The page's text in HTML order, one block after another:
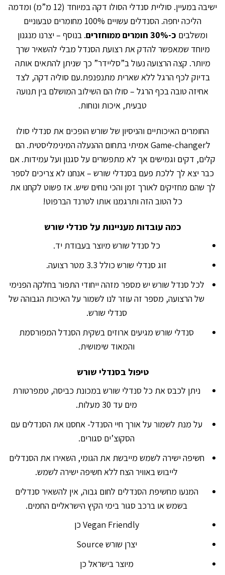
ישיבה במעיין. סוליית סנדלי הסולו דקה במיוחד (12 מ”מ) ומדמה
הליכה יחפה. הסנדלים עשויים 100% מחומרים טבעוניים
ומשלבים כ-30% חומרים ממוחזרים
. בנוסף – יצרנו מנגנון
מיוחד שמאפשר להדק את רצועת הסנדל מבלי להשאיר שרך
מיותר. קצה הרצועה נעול ב”סליידר” כך שניתן להתאים אותה
בדיוק לכף הרגל ללא שארית מתנפנפת.עם סוליה דקה, לצד
אחיזה טובה בכף הרגל – סולו הם השילוב המושלם בין תנועה
טבעית, איכות ונוחות.
החומרים האיכותיים והניסיון של שורש הופכים את סנדלי סולו
לGame-changer אמיתי בתחום ההנעלה המינימליסטית. הם
קלים, דקים וגמישים אך לא מתפשרים על סגנון ועל עמידות. אם
כבר יצא לך ללכת פעם בסנדלי שורש – אנחנו לא צריכים לספר
לך שהם מחזיקים לאורך זמן והכי נוחים שיש. אז פשוט לקחנו את
כל הטוב הזה ותרגמנו אותו לטרנד הברפוט!
כמה עובדות מעניינות על סנדלי שורש
כל סנדל שורש מיוצר בעבודת יד.
זוג סנדלי שורש כולל 3.3 מטר רצועה.
לכל סנדל שורש יש מספר מזהה ייחודי התפור בחלקה הפנימי
של הרצועה, מספר זה עוזר לנו לשמור על האיכות הגבוהה של
סנדלי שורש.
סנדלי שורש מגיעים ארוזים בשקית הסנדל המפורסמת
והמאוד שימושית.
טיפול בסנדלי שורש
ניתן לכבס את כל סנדלי שורש במכונת כביסה, טמפרטורת
מים עד 30 מעלות.
על מנת לשמור על אורך חיי הסנדל- אחסנו את הסנדלים עם
הסקוצ’ים סגורים.
חשיפה ישירה לשמש מייבשת את הגומי, השאירו את הסנדלים
לייבוש באוויר הצח ללא חשיפה ישירה לשמש.
המנעו מחשיפת הסנדלים לחום גבוה, אין להשאיר סנדלים
בשמש או ברכב סגור בימי הקיץ הישראליים החמים.
Vegan Friendly כן
יצרן שורש Source
מיוצר בישראל כן